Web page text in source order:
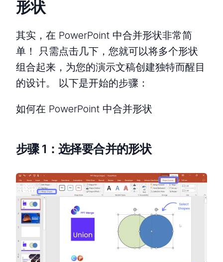
形状
其实，在 PowerPoint 中合并形状非常简
单！ 只需点击几下，您就可以将多个形状
组合起来，为您的演示文稿创建独特而醒目
的设计。 以下是开始的步骤：
如何在 PowerPoint 中合并形状
步骤 1：选择要合并的形状